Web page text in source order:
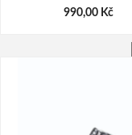
990,00 Kč